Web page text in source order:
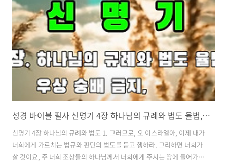
하나님께서 네게 약속하신 것 같이 젖과 꿀이 흐르는 땅에서 너희가 강하
게 불어나리라. 4. 오 이스라엘아~ 들으라. 주 여호와 우리 하나님은 한
주시니 5. 너는 네 마음을 다하고 혼을 다하고 힘을 다하여 주..
성경 바이블 필사 신명기 4장 하나님의 규례와 법도 율법, 우상 숭배 금지, 요르단 동편 세 도피성
신명기 4장 하나님의 규례와 법도 1. 그러므로, 오 이스라엘아, 이제 내가
너희에게 가르치는 법규와 판단의 법도를 듣고 행하라. 그리하면 너희가
살 것이요, 주 너희 조상들의 하나님께서 너희에게 주시는 땅에 들어가